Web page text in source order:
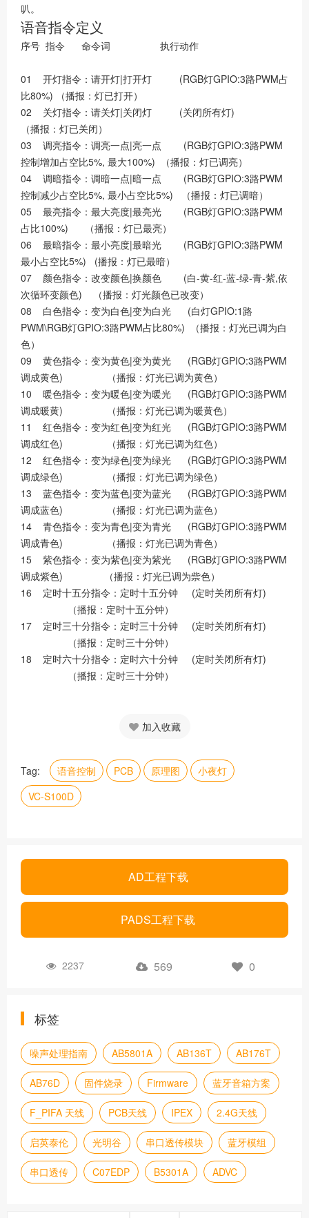
叭。
语音指令定义
序号 指令 命令词 执行动作
01 开灯指令：请开灯|打开灯 (RGB灯GPIO:3路PWM占
比80%) （播报：灯已打开）
02 关灯指令：请关灯|关闭灯 (关闭所有灯)
（播报：灯已关闭）
03 调亮指令：调亮一点|亮一点 (RGB灯GPIO:3路PWM
控制增加占空比5%, 最大100%) （播报：灯已调亮）
04 调暗指令：调暗一点|暗一点 (RGB灯GPIO:3路PWM
控制减少占空比5%, 最小占空比5%) （播报：灯已调暗）
05 最亮指令：最大亮度|最亮光 (RGB灯GPIO:3路PWM
占比100%) （播报：灯已最亮）
06 最暗指令：最小亮度|最暗光 (RGB灯GPIO:3路PWM
最小占空比5%) (播报：灯已最暗）
07 颜色指令：改变颜色|换颜色 (白-黄-红-蓝-绿-青-紫,依
次循环变颜色) （播报：灯光颜色已改变）
08 白色指令：变为白色|变为白光 (白灯GPIO:1路
PWM\RGB灯GPIO:3路PWM占比80%) （播报：灯光已调为白
色）
09 黄色指令：变为黄色|变为黄光 (RGB灯GPIO:3路PWM
调成黄色) （播报：灯光已调为黄色）
10 暖色指令：变为暖色|变为暖光 (RGB灯GPIO:3路PWM
调成暖黄) （播报：灯光已调为暖黄色）
11 红色指令：变为红色|变为红光 (RGB灯GPIO:3路PWM
调成红色) （播报：灯光已调为红色）
12 红色指令：变为绿色|变为绿光 (RGB灯GPIO:3路PWM
调成绿色) （播报：灯光已调为绿色）
13 蓝色指令：变为蓝色|变为蓝光 (RGB灯GPIO:3路PWM
调成蓝色) （播报：灯光已调为蓝色）
14 青色指令：变为青色|变为青光 (RGB灯GPIO:3路PWM
调成青色) （播报：灯光已调为青色）
15 紫色指令：变为紫色|变为紫光 (RGB灯GPIO:3路PWM
调成紫色) （播报：灯光已调为祡色）
16 定时十五分指令：定时十五分钟 (定时关闭所有灯)
（播报：定时十五分钟）
17 定时三十分指令：定时三十分钟 (定时关闭所有灯)
（播报：定时三十分钟）
18 定时六十分指令：定时六十分钟 (定时关闭所有灯)
（播报：定时三十分钟）
加入收藏
Tag: 语音控制 PCB 原理图
小夜灯
VC-S100D
AD工程下载
PADS工程下载
2237 569 0
标签
噪声处理指南 AB5801A AB136T AB176T
AB76D 固件烧录 Firmware 蓝牙音箱方案
F_PIFA 天线 PCB天线 IPEX 2.4G天线
启英泰伦 光明谷 串口透传模块 蓝牙模组
串口透传 C07EDP B5301A ADVC